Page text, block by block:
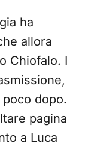
ha
allora
Chiofalo. I
dopo.
pagina
a Luca